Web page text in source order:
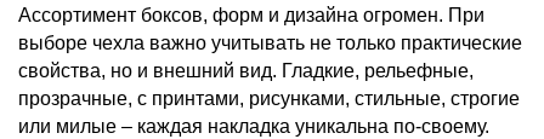
Ассортимент боксов, форм и дизайна огромен. При
выборе чехла важно учитывать не только практические
свойства, но и внешний вид. Гладкие, рельефные,
прозрачные, с принтами, рисунками, стильные, строгие
или милые – каждая накладка уникальна по-своему.